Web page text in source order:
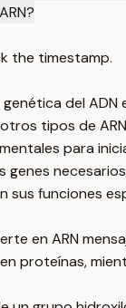
the timestamp.
del ADN
tipos de
para
genes
sus funciones
en ARN
proteínas,